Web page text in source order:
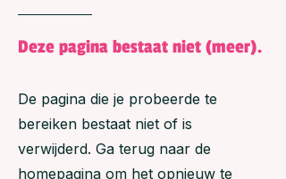
Deze pagina bestaat niet (meer).
De pagina die je probeerde te
bereiken bestaat niet of is
verwijderd. Ga terug naar de
homepagina om het opnieuw te